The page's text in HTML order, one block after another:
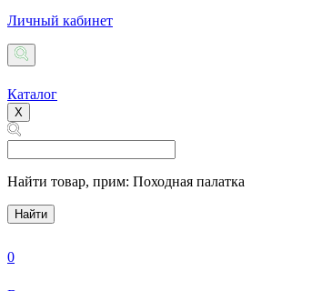
Личный кабинет
Каталог
X
Найти товар, прим: Походная палатка
Найти
0